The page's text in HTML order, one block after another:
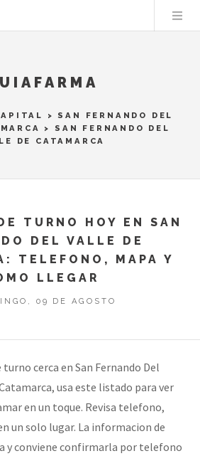
> SAN FERNANDO DEL
> SAN FERNANDO DEL
DE CATAMARCA
TURNO HOY EN SAN
DEL VALLE DE
TELEFONO, MAPA Y
LLEGAR
09 DE AGOSTO
cerca en San Fernando Del
usa este listado para ver
en un toque. Revisa telefono,
un solo lugar. La informacion de
y conviene confirmarla por telefono